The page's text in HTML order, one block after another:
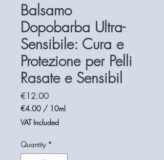
Balsamo
Dopobarba Ultra-
Sensibile: Cura e
Protezione per Pelli
Rasate e Sensibil
€12.00Price
€4.00 / 10ml
€4.00
per
Milliliters
VAT Included
Quantity *